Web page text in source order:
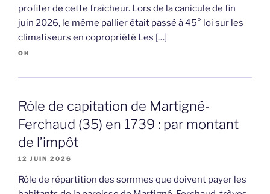
profiter de cette fraîcheur. Lors de la canicule de fin
juin 2026, le même pallier était passé à 45° loi sur les
climatiseurs en copropriété Les […]
OH
Rôle de capitation de Martigné-
Ferchaud (35) en 1739 : par montant
de l’impôt
12 JUIN 2026
Rôle de répartition des sommes que doivent payer les